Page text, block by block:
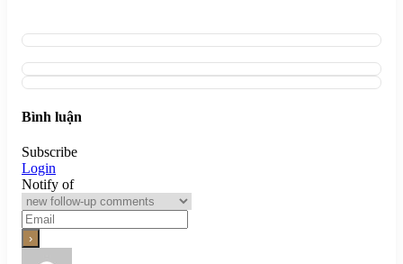
Bình luận
Subscribe
Login
Notify of